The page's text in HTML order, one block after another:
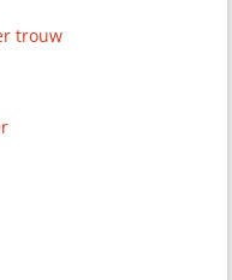
trouw